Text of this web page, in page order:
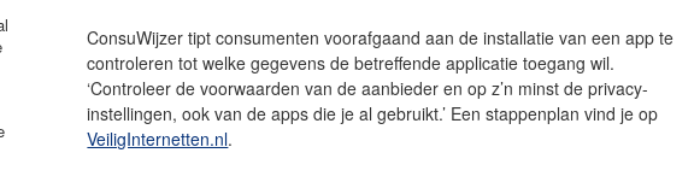
ConsuWijzer tipt consumenten voorafgaand aan de installatie van een app te
controleren tot welke gegevens de betreffende applicatie toegang wil.
‘Controleer de voorwaarden van de aanbieder en op z’n minst de privacy-
instellingen, ook van de apps die je al gebruikt.’ Een stappenplan vind je op
VeiligInternetten.nl.